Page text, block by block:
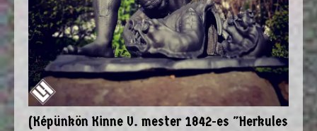
(Képünkön Kinne V. mester 1842-es "Herkules